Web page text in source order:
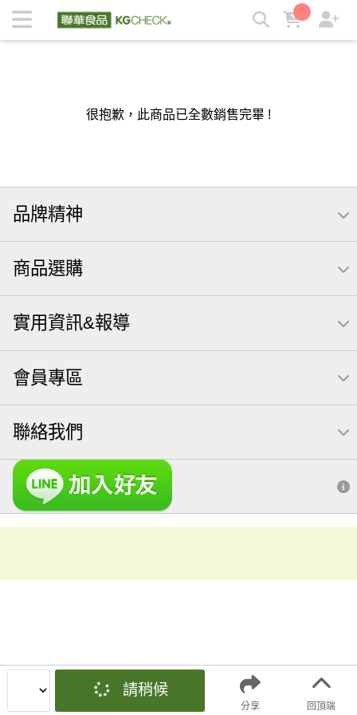
萬歲牌堅果日記堅果搭聯華生醫超美味燕麥餐 | KGCHECK聯華
很抱歉，此商品已全數銷售完畢 !
品牌精神
商品選購
實用資訊&報導
會員專區
聯絡我們
請稍候
分享 回頂端